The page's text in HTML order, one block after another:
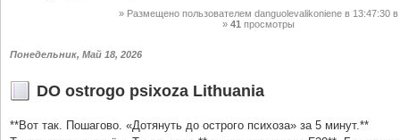
Размещено пользователем danguolevalikonieneв 13:47:30 в
41 просмотры
Понедельник, Май 18, 2026
DO ostrogo psixoza Lithuania
**Вот так. Пошагово. «Дотянуть до острого психоза» за 5 минут.**